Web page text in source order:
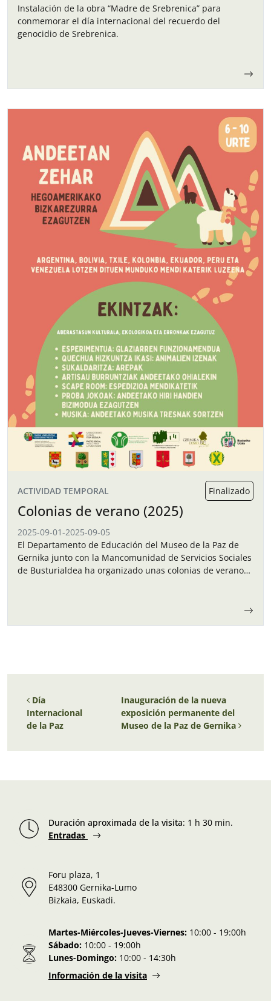
Instalación de la obra “Madre de Srebrenica” para
conmemorar el día internacional del recuerdo del
genocidio de Srebrenica.
ACTIVIDAD TEMPORAL Finalizado
Colonias de verano (2025)
2025-09-01-2025-09-05
El Departamento de Educación del Museo de la Paz de
Gernika junto con la Mancomunidad de Servicios Sociales
de Busturialdea ha organizado unas colonias de verano
Navegación de entradas
Día
Internacional
de la Paz
Inauguración de la nueva
exposición permanente del
Museo de la Paz de Gernika
Duración aproximada de la visita: 1 h 30 min.
Entradas
Foru plaza, 1
E48300 Gernika-Lumo
Bizkaia, Euskadi.
Martes-Miércoles-Jueves-Viernes: 10:00 - 19:00h
Sábado: 10:00 - 19:00h
Lunes-Domingo: 10:00 - 14:30h
Información de la visita